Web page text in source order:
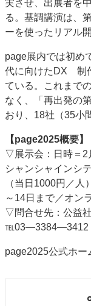
実させ、出展者を
る。基調講演は、
ーを使ったリアル
page展内では初め
代に向けたDX 制
ている。これまで
なく、「再出発の
おり、18社（35小
【page2025概要】
▽展示会：日時＝2
シャンシャインシ
（当日1000円／
～14日まで／オン
▽問合せ先：公益
℡03―3384―3412
page2025公式ホー